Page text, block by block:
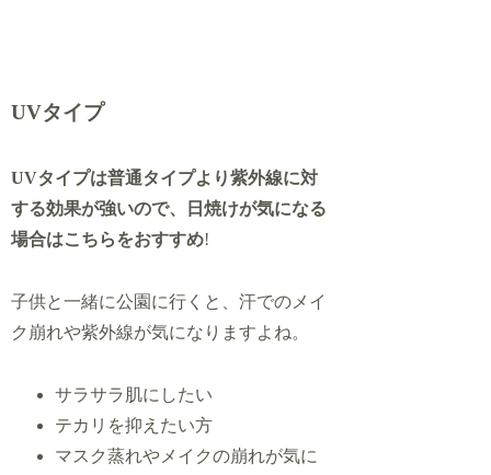
UVタイプ
UVタイプは普通タイプより紫外線に対
する効果が強いので、日焼けが気になる
場合はこちらをおすすめ!
子供と一緒に公園に行くと、汗でのメイ
ク崩れや紫外線が気になりますよね。
サラサラ肌にしたい
テカリを抑えたい方
マスク蒸れやメイクの崩れが気に